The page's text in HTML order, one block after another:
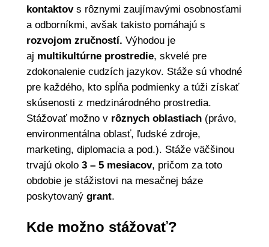
kontaktovs rôznymi zaujímavými osobnosťami
a odborníkmi, avšak takisto pomáhajú s
rozvojom zručností. Výhodou je
aj multikultúrne prostredie, skvelé pre
zdokonalenie cudzích jazykov. Stáže sú vhodné
pre každého, kto spĺňa podmienky a túži získať
skúsenosti z medzinárodného prostredia.
Stážovať možno v rôznych oblastiach(právo,
environmentálna oblasť, ľudské zdroje,
marketing, diplomacia a pod.). Stáže väčšinou
trvajú okolo 3 – 5 mesiacov, pričom za toto
obdobie je stážistovi na mesačnej báze
poskytovaný grant.
Kde možno stážovať?